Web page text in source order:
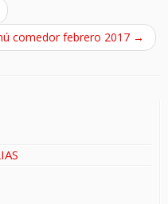
comedor febrero 2017 →